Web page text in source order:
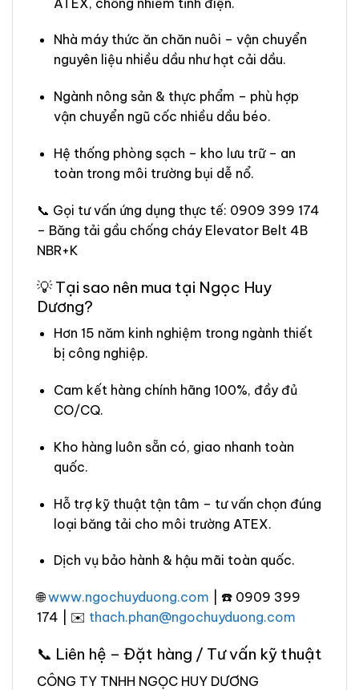
Nhà máy thức ăn chăn nuôi – vận chuyển
nguyên liệu nhiều dầu như hạt cải dầu.
Ngành nông sản & thực phẩm – phù hợp
vận chuyển ngũ cốc nhiều dầu béo.
Hệ thống phòng sạch – kho lưu trữ – an
toàn trong môi trường bụi dễ nổ.
📞 Gọi tư vấn ứng dụng thực tế: 0909 399 174
– Băng tải gầu chống cháy Elevator Belt 4B
NBR+K
💡 Tại sao nên mua tại Ngọc Huy
Dương?
Hơn 15 năm kinh nghiệm trong ngành thiết
bị công nghiệp.
Cam kết hàng chính hãng 100%, đầy đủ
CO/CQ.
Kho hàng luôn sẵn có, giao nhanh toàn
quốc.
Hỗ trợ kỹ thuật tận tâm – tư vấn chọn đúng
loại băng tải cho môi trường ATEX.
Dịch vụ bảo hành & hậu mãi toàn quốc.
🌐www.ngochuyduong.com | ☎️ 0909 399
174 | ✉️ thach.phan@ngochuyduong.com
📞 Liên hệ – Đặt hàng / Tư vấn kỹ thuật
CÔNG TY TNHH NGỌC HUY DƯƠNG